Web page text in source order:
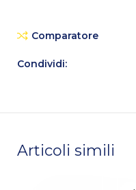
Comparatore
Condividi:
Articoli simili